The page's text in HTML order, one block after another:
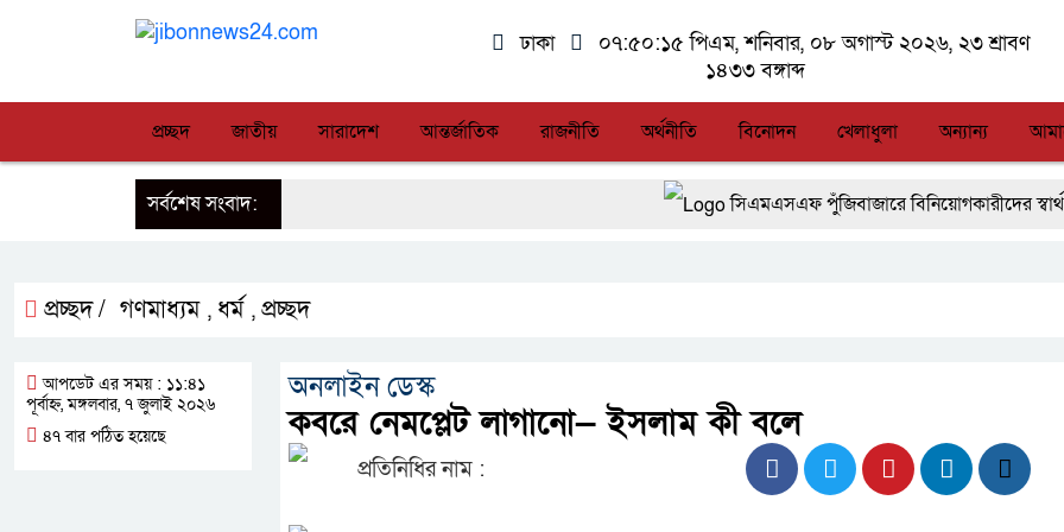
ঢাকা ০৭:৫০:১৫ পিএম, শনিবার, ০৮ অগাস্ট ২০২৬, ২৩ শ্রাবণ
১৪৩৩ বঙ্গাব্দ
প্রচ্ছদ জাতীয় সারাদেশ আন্তর্জাতিক রাজনীতি অর্থনীতি বিনোদন খেলাধুলা অন্যান্য
সর্বশেষ সংবাদ:
সিএমএসএফ পুঁজিবাজারে বিনিয়োগকারীদের স্বার্থ
আত-তানযীল ইনস্টিটিউট চট্টগ্রাম দুবছর পেরিয়ে তিন
ফ্যাসিবাদবিরোধী আন্দোলনে হত্যাকাণ্ডের বিচার হবে স্বচ্ছ,
জুলাই স্মৃতি জাদুঘরের দুয়ার খুলেছে, উদ্বোধন করলেন
প্রচ্ছদ / গণমাধ্যম , ধর্ম , প্রচ্ছদ
অনলাইন ডেস্ক
কবরে নেমপ্লেট লাগানো— ইসলাম কী বলে
প্রতিনিধির নাম :
আপডেট এর সময় : ১১:৪১
পূর্বাহ্ন, মঙ্গলবার, ৭ জুলাই ২০২৬
৪৭ বার পঠিত হয়েছে